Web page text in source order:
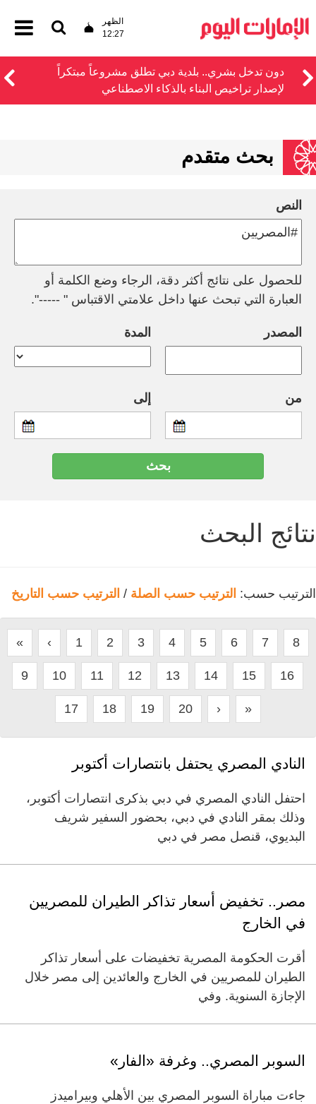
الظهر
12:27
دون تدخل بشري.. بلدية دبي تطلق مشروعاً مبتكراً
لإصدار تراخيص البناء بالذكاء الاصطناعي
بحث متقدم
النص
للحصول على نتائج أكثر دقة، الرجاء وضع الكلمة أو
العبارة التي تبحث عنها داخل علامتي الاقتباس " -----".
المصدر المدة
من إلى
نتائج البحث
الترتيب حسب: الترتيب حسب الصلة / الترتيب حسب التاريخ
« ‹ 1 2 3 4 5 6 7 8
9 10 11 12 13 14 15 16
17 18 19 20 › »
النادي المصري يحتفل بانتصارات أكتوبر
احتفل النادي المصري في دبي بذكرى انتصارات أكتوبر،
وذلك بمقر النادي في دبي، بحضور السفير شريف
البديوي، قنصل مصر في دبي
مصر.. تخفيض أسعار تذاكر الطيران للمصريين
في الخارج
أقرت الحكومة المصرية تخفيضات على أسعار تذاكر
الطيران للمصريين في الخارج والعائدين إلى مصر خلال
الإجازة السنوية. وفي
السوبر المصري.. وغرفة «الفار»
جاءت مباراة السوبر المصري بين الأهلي وبيراميدز